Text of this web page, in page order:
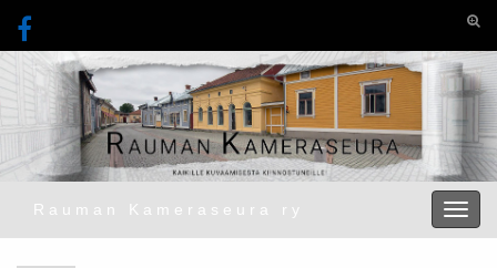
Rauman Kameraseura ry